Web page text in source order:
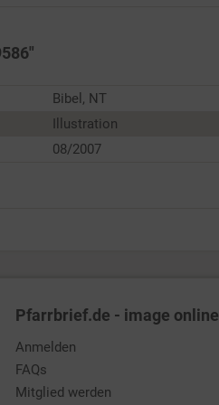
Bibel, NT
Illustration
08/2007
Pfarrbrief.de - image online
Anmelden
FAQs
Mitglied werden